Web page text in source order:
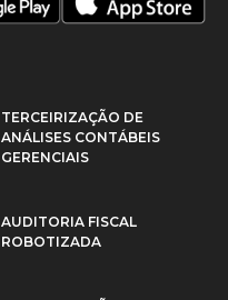
TERCEIRIZAÇÃO DE
ANÁLISES CONTÁBEIS
GERENCIAIS
AUDITORIA FISCAL
ROBOTIZADA